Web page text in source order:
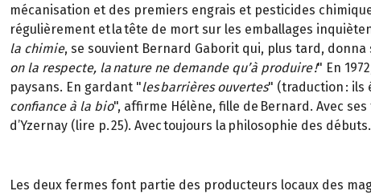
mécanisation et des premiers engrais et pesticides
régulièrement et la tête de mort sur les emballages
la chimie, se souvient Bernard Gaborit qui, plus tard,
on la respecte, la nature ne demande qu’à produire !" En
paysans. En gardant "les barrières ouvertes" (traduction : ils
confiance à la bio", affirme Hélène, fille de Bernard. Avec
d’Yzernay (lire p. 25). Avec toujours la philosophie des débuts.
Les deux fermes font partie des producteurs locaux des